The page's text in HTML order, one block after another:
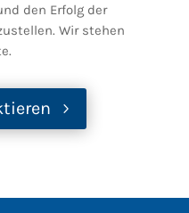
den Erfolg der
Wir stehen